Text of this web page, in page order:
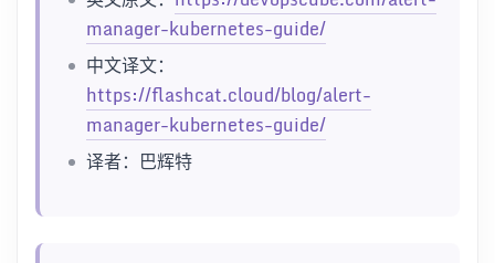
manager-kubernetes-guide/
中文译文：
https://flashcat.cloud/blog/alert-
manager-kubernetes-guide/
译者：巴辉特